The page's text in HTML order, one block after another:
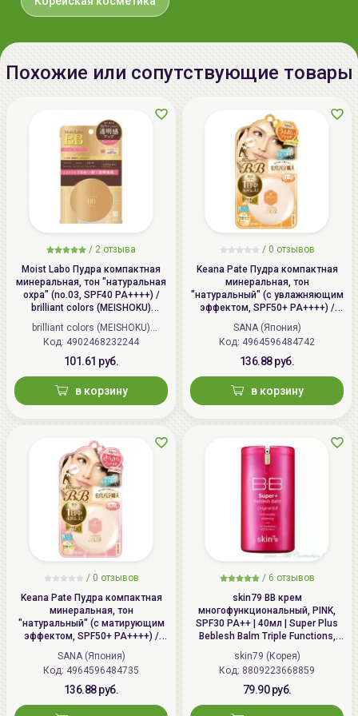
220020 Минск, ул.Радужная 4/1-
136. www.allcosmetics.by, E-mail:
info@allcosmetics.by,
тел.:+375296131336
Похожие или сопутствующие товары
/ 2 отзыва
Moist Labo Пудра компактная
минеральная, тон "натуральная
охра" (no.03, SPF40 PA++++) /
brilliant colors (MEISHOKU)
MOISTO-LABO BB MINERAL
POWDER
brilliant colors (MEISHOKU)
(Япония)
Код: 4902468232244
101.61 руб.
в корзину
/ 0 отзывов
Keana Pate Пудра компактная
минеральная, тон
"натуральный" (с увлажняющим
эффектом, SPF50+ PA++++) /
SANA PORE PUTTY BB Mineral
Powder
SANA (Япония)
Код: 4964596484742
136.88 руб.
в корзину
/ 0 отзывов
Keana Pate Пудра компактная
минеральная, тон
"натуральный" (с матирующим
эффектом, SPF50+ PA++++) /
SANA PORE PUTTY BB Mineral
Powder
SANA (Япония)
Код: 4964596484735
136.88 руб.
/ 6 отзывов
skin79 ВВ крем
многофункциональный, PINK,
SPF30 PA++ | 40мл | Super Plus
Beblesh Balm Triple Functions,
PINK BB Cream, SPF30 PA++
skin79 (Корея)
Код: 8809223668859
79.90 руб.